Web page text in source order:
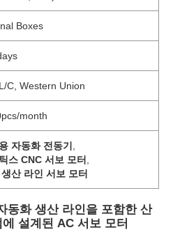
Boxes
C, Western Union
month
자동화 전동기
스 CNC 서보 모터
산 라인 서보 모터
동화 생산 라인을 포함한 산
설계된 AC 서보 모터